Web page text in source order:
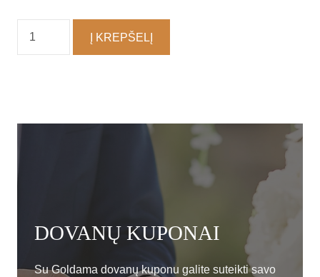
kiekis:
Apyrankė
Į KREPŠELĮ
DOVANŲ KUPONAI
Su Goldama dovanų kuponu galite suteikti savo